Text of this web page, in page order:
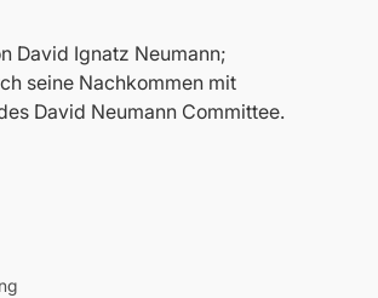
David Ignatz Neumann;
seine Nachkommen mit
David Neumann Committee.